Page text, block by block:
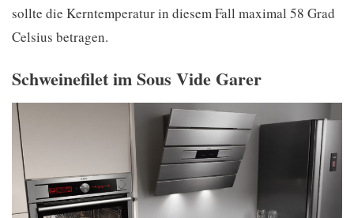
sollte die Kerntemperatur in diesem Fall maximal 58 Grad
Celsius betragen.
Schweinefilet im Sous Vide Garer